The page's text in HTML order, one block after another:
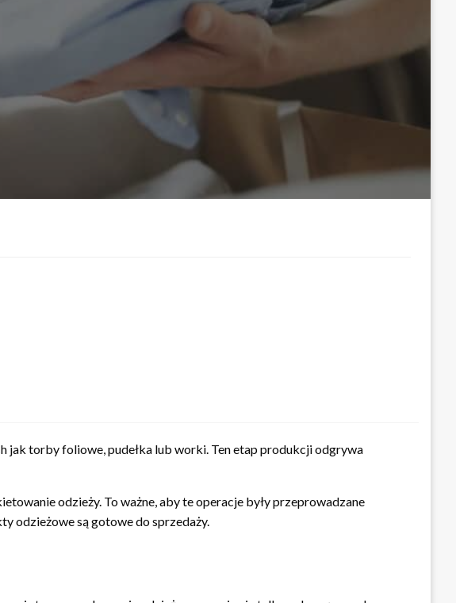
torby foliowe, pudełka lub worki. Ten etap produkcji odgrywa
odzieży. To ważne, aby te operacje były przeprowadzane
odzieżowe są gotowe do sprzedaży.